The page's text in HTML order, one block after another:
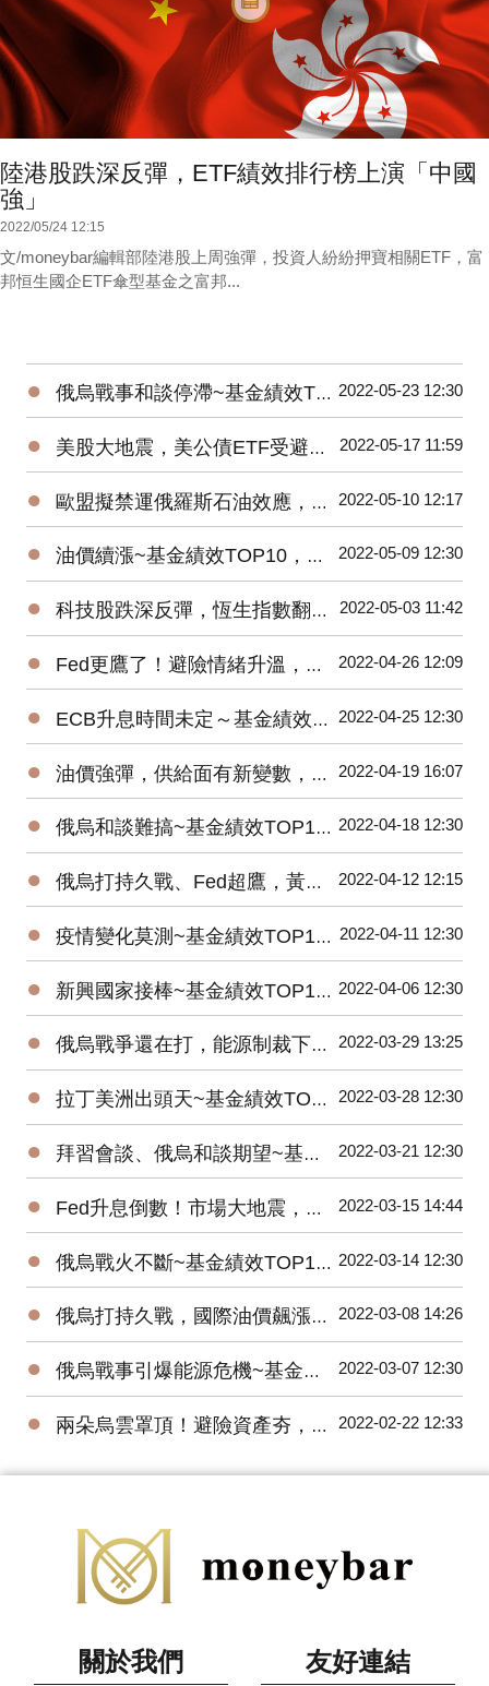
陸港股跌深反彈，ETF績效排行榜上演「中國
強」
2022/05/24 12:15
文/moneybar編輯部陸港股上周強彈，投資人紛紛押寶相關ETF，富
邦恒生國企ETF傘型基金之富邦...
● 俄烏戰事和談停滯~基金績效TOP10，能源基金領漲！ 2022-05-23 12:30
● 美股大地震，美公債ETF受避險買盤青睞 2022-05-17 11:59
● 歐盟擬禁運俄羅斯石油效應，原油ETF績效衝第一 2022-05-10 12:17
● 油價續漲~基金績效TOP10，能源基金漲勢未歇！ 2022-05-09 12:30
● 科技股跌深反彈，恆生指數翻紅，港股ETF一吐怨氣 2022-05-03 11:42
● Fed更鷹了！避險情緒升溫，反向ETF躍市場主流 2022-04-26 12:09
● ECB升息時間未定～基金績效TOP10，歐洲基金反彈！ 2022-04-25 12:30
● 油價強彈，供給面有新變數，原油ETF績效遙遙領先 2022-04-19 16:07
● 俄烏和談難搞~基金績效TOP10，能源、金屬漲勢未歇！ 2022-04-18 12:30
● 俄烏打持久戰、Fed超鷹，黃豆、美元ETF績優 2022-04-12 12:15
● 疫情變化莫測~基金績效TOP10，醫療生技股彈起來！ 2022-04-11 12:30
● 新興國家接棒~基金績效TOP10，印度、巴西、中國基金反彈！ 2022-04-06 12:30
● 俄烏戰爭還在打，能源制裁下，原油ETF績效領跑 2022-03-29 13:25
● 拉丁美洲出頭天~基金績效TOP10，受惠商品價格大漲！ 2022-03-28 12:30
● 拜習會談、俄烏和談期望~基金績效TOP10，歐股基金大反彈！ 2022-03-21 12:30
● Fed升息倒數！市場大地震，反向型ETF強力吸金 2022-03-15 14:44
● 俄烏戰火不斷~基金績效TOP10，貴金屬價格狂飆！ 2022-03-14 12:30
● 俄烏打持久戰，國際油價飆漲，原油ETF績效驚人 2022-03-08 14:26
● 俄烏戰事引爆能源危機~基金績效TOP10，天然資源基金價格創新高！ 2022-03-07 12:30
● 兩朵烏雲罩頂！避險資產夯，黃金ETF績效閃亮 2022-02-22 12:33
關於我們 友好連結